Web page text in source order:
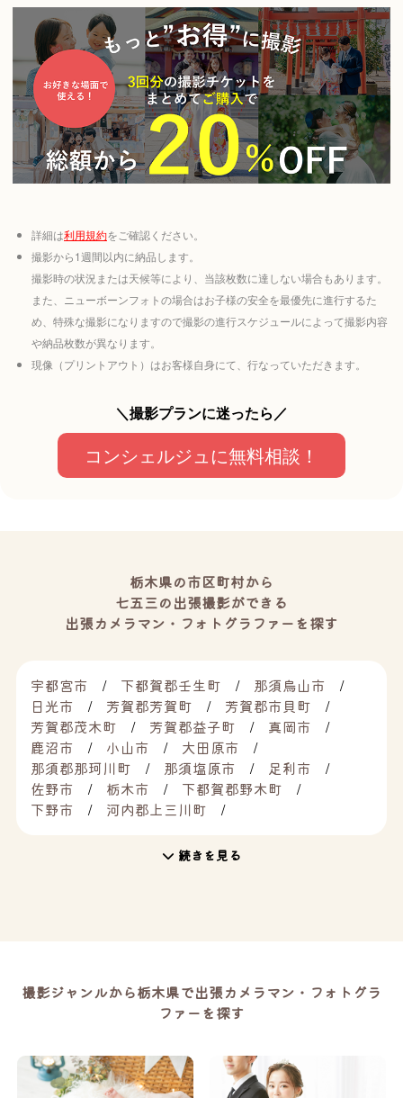
詳細は利用規約をご確認ください。
撮影から1週間以内に納品します。
撮影時の状況または天候等により、当該枚数に達しない場合もあります。
また、ニューボーンフォトの場合はお子様の安全を最優先に進行するた
め、特殊な撮影になりますので撮影の進行スケジュールによって撮影内容
や納品枚数が異なります。
現像（プリントアウト）はお客様自身にて、行なっていただきます。
＼撮影プランに迷ったら／
コンシェルジュに無料相談！
栃木県の市区町村から
七五三の出張撮影ができる
出張カメラマン・フォトグラファーを探す
宇都宮市 下都賀郡壬生町
那須烏山市
日光市
芳賀郡芳賀町
芳賀郡市貝町
芳賀郡茂木町
芳賀郡益子町
真岡市
鹿沼市
小山市
大田原市
那須郡那珂川町
那須塩原市
足利市
佐野市
栃木市
下都賀郡野木町
下野市
河内郡上三川町
続きを見る
撮影ジャンルから栃木県で出張カメラマン・フォトグラ
ファーを探す